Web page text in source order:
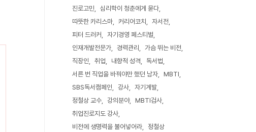
진로고민
심리학이 청춘에게 묻다
따뜻한 카리스마
커리어코치
자서전
피터 드러커
자기경영 페스티벌
인재개발전문가
경력관리
가슴 뛰는 비전
직장인
취업 내향적 성격
독서법
서른 번 직업을 바꿔야만 했던 남자
MBTI
SBS독서캠페인
강사
자기계발
정철상 교수
강의분야
MBTI검사
취업진로지도 강사
비전에 생명력을 불어넣어라
정철상